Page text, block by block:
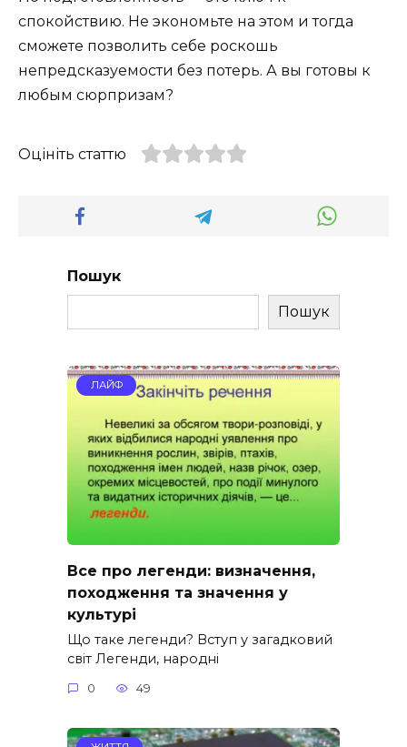
спокойствию. Не экономьте на этом и тогда
сможете позволить себе роскошь
непредсказуемости без потерь. А вы готовы к
любым сюрпризам?
Оцініть статтю
Пошук
Пошук
ЛАЙФ
Все про легенди: визначення,
походження та значення у
культурі
Що таке легенди? Вступ у загадковий
світ Легенди, народні
0 49